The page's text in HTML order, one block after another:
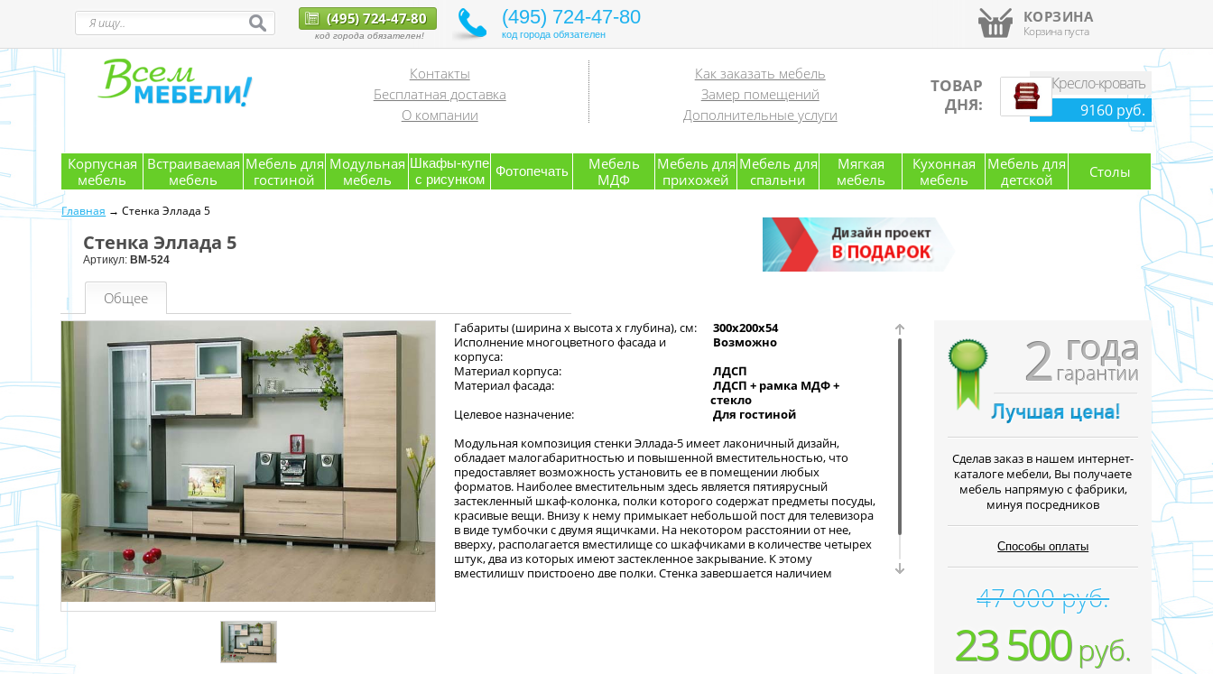
(495) 724-47-80
код города обязателен!
(495) 724-47-80
код города обязателен
КОРЗИНА
Корзина пуста
Контакты
Бесплатная доставка
О компании
Как заказать мебель
Замер помещений
Дополнительные услуги
ТОВАР
ДНЯ:
Кресло-кровать
9160 руб.
Корпусная
мебель
Встраиваемая
мебель
Мебель для
гостиной
Модульная
мебель
Шкафы-купе
с рисунком
Фотопечать
Мебель
МДФ
Мебель для
прихожей
Мебель для
спальни
Мягкая
мебель
Кухонная
мебель
Мебель для
детской
Столы
Главная → Стенка Эллада 5
Стенка Эллада 5
Артикул: ВМ-524
Общее
Габариты (ширина х высота х глубина), см:
300x200x54
Исполнение многоцветного фасада и
корпуса:
Возможно
Материал корпуса:
ЛДСП
Материал фасада:
ЛДСП + рамка МДФ +
стекло
Целевое назначение:
Для гостиной
Модульная композиция стенки Эллада-5 имеет лаконичный дизайн,
обладает малогабаритностью и повышенной вместительностью, что
предоставляет возможность установить ее в помещении любых
форматов. Наиболее вместительным здесь является пятиярусный
застекленный шкаф-колонка, полки которого содержат предметы посуды,
красивые вещи. Внизу к нему примыкает небольшой пост для телевизора
в виде тумбочки с двумя ящичками. На некотором расстоянии от нее,
вверху, располагается вместилище со шкафчиками в количестве четырех
штук, два из которых имеют застекленное закрывание. К этому
вместилищу пристроено две полки. Стенка завершается наличием
2 года
гарантии
Cделав заказ в нашем интернет-
каталоге мебели, Вы получаете
мебель напрямую с фабрики,
минуя посредников
Способы оплаты
47 000 руб.
23 500руб.